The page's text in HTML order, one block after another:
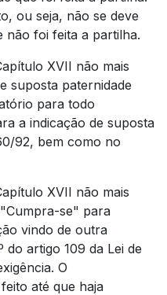
ou seja, não se deve
não foi feita a partilha.
XVII não mais
suposta paternidade
para todo
a indicação de suposta
92, bem como no
XVII não mais
se" para
vindo de outra
do artigo 109 da Lei de
O
até que haja